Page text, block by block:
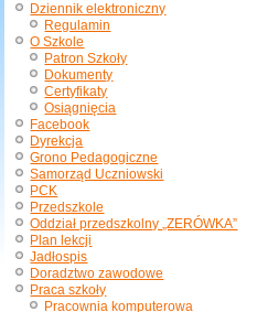
Dziennik elektroniczny
Regulamin
O Szkole
Patron Szkoły
Dokumenty
Certyfikaty
Osiągnięcia
Facebook
Dyrekcja
Grono Pedagogiczne
Samorząd Uczniowski
PCK
Przedszkole
Oddział przedszkolny „ZERÓWKA”
Plan lekcji
Jadłospis
Doradztwo zawodowe
Praca szkoły
Pracownia komputerowa